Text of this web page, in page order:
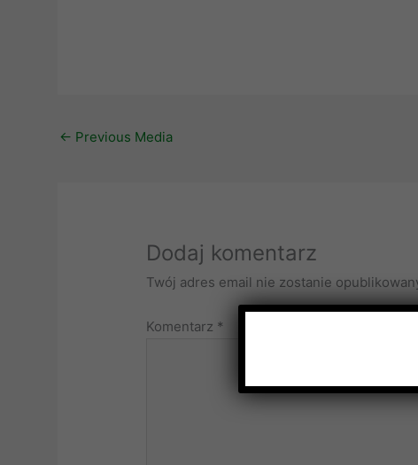
← Previous Media
Dodaj komentarz
Twój adres email nie zostanie
Komentarz *